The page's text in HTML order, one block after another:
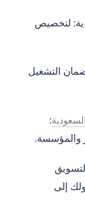
لتخصيص
التشغيل
:
والمؤسسة.
إلى